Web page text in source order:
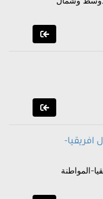
المواطنة